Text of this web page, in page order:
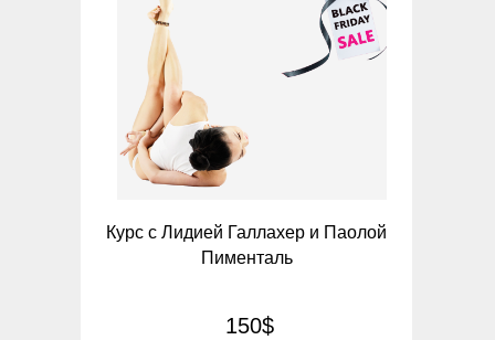
150$
Курс с Лидией Галлахер и Паолой
Пименталь